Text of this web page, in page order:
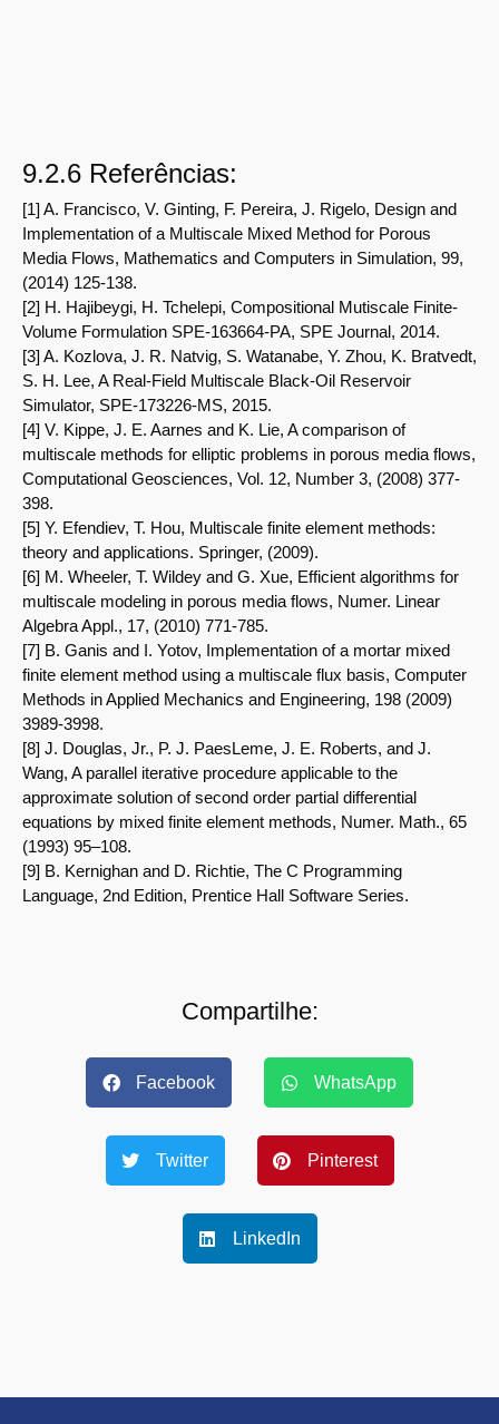
9.2.6 Referências:
[1] A. Francisco, V. Ginting, F. Pereira, J. Rigelo, Design and
Implementation of a Multiscale Mixed Method for Porous
Media Flows, Mathematics and Computers in Simulation, 99,
(2014) 125-138.
[2] H. Hajibeygi, H. Tchelepi, Compositional Mutiscale Finite-
Volume Formulation SPE-163664-PA, SPE Journal, 2014.
[3] A. Kozlova, J. R. Natvig, S. Watanabe, Y. Zhou, K. Bratvedt,
S. H. Lee, A Real-Field Multiscale Black-Oil Reservoir
Simulator, SPE-173226-MS, 2015.
[4] V. Kippe, J. E. Aarnes and K. Lie, A comparison of
multiscale methods for elliptic problems in porous media flows,
Computational Geosciences, Vol. 12, Number 3, (2008) 377-
398.
[5] Y. Efendiev, T. Hou, Multiscale finite element methods:
theory and applications. Springer, (2009).
[6] M. Wheeler, T. Wildey and G. Xue, Efficient algorithms for
multiscale modeling in porous media flows, Numer. Linear
Algebra Appl., 17, (2010) 771-785.
[7] B. Ganis and I. Yotov, Implementation of a mortar mixed
finite element method using a multiscale flux basis, Computer
Methods in Applied Mechanics and Engineering, 198 (2009)
3989-3998.
[8] J. Douglas, Jr., P. J. PaesLeme, J. E. Roberts, and J.
Wang, A parallel iterative procedure applicable to the
approximate solution of second order partial differential
equations by mixed finite element methods, Numer. Math., 65
(1993) 95–108.
[9] B. Kernighan and D. Richtie, The C Programming
Language, 2nd Edition, Prentice Hall Software Series.
Compartilhe:
Facebook WhatsApp
Twitter Pinterest
LinkedIn